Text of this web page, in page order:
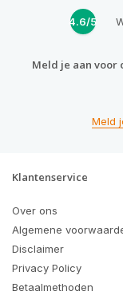
4.6/5
Meld je aan voor
Meld
Klantenservice
Over ons
Algemene
Disclaimer
Privacy Policy
Betaalmethoden